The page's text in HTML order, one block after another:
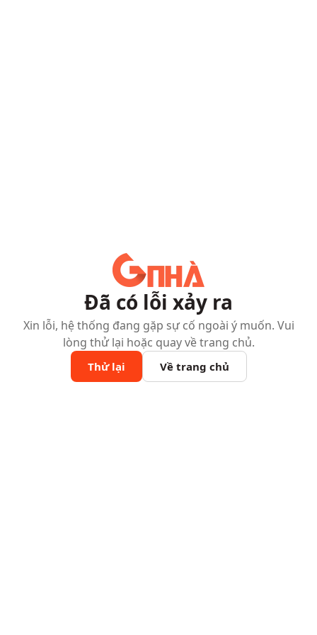
Đã có lỗi xảy ra
Xin lỗi, hệ thống đang gặp sự cố ngoài ý muốn. Vui
lòng thử lại hoặc quay về trang chủ.
Thử lại Về trang chủ